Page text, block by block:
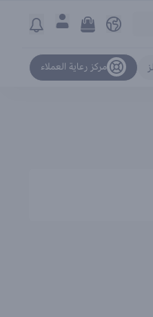
مركز رعاية العملاء